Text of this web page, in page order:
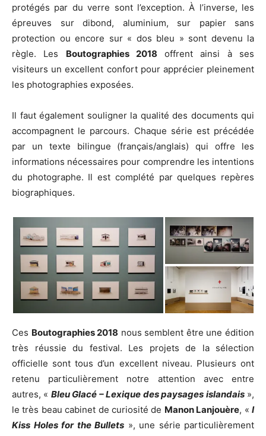
Patrick Wack, « Out West » - Boutographies 2018 au Pavillon Populaire
Sandrine Elberg, « Yuki-Onna » - Boutographies 2018 au Pavillon Populaire
Manon Lanjouère, Bleu Glacé - Lexique des paysages islandais - Boutographies
2018 au Pavillon Populaire
protégés par du verre sont l’exception. À l’inverse, les
épreuves sur dibond, aluminium, sur papier sans
protection ou encore sur « dos bleu » sont devenu la
règle. Les Boutographies 2018 offrent ainsi à ses
visiteurs un excellent confort pour apprécier pleinement
les photographies exposées.
Il faut également souligner la qualité des documents qui
accompagnent le parcours. Chaque série est précédée
par un texte bilingue (français/anglais) qui offre les
informations nécessaires pour comprendre les intentions
du photographe. Il est complété par quelques repères
biographiques.
Ces Boutographies 2018 nous semblent être une édition
très réussie du festival. Les projets de la sélection
officielle sont tous d’un excellent niveau. Plusieurs ont
retenu particulièrement notre attention avec entre
autres, « Bleu Glacé – Lexique des paysages islandais»,
le très beau cabinet de curiosité de Manon Lanjouère, «I
Kiss Holes for the Bullets », une série particulièrement